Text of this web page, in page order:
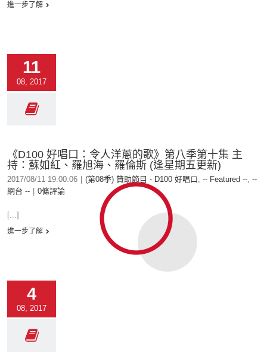
進一步了解
11
08, 2017
《D100 好唱口：令人洋蔥的歌》第八季第十集 主
持：蘇如紅、羅旭海、羅倫斯 (逢星期五更新)
2017/08/11 19:00:06 (第08季) 贊助節目 - D100 好唱口, -- Featured --, --
網台 --
0條評論
[...]
進一步了解
4
08, 2017